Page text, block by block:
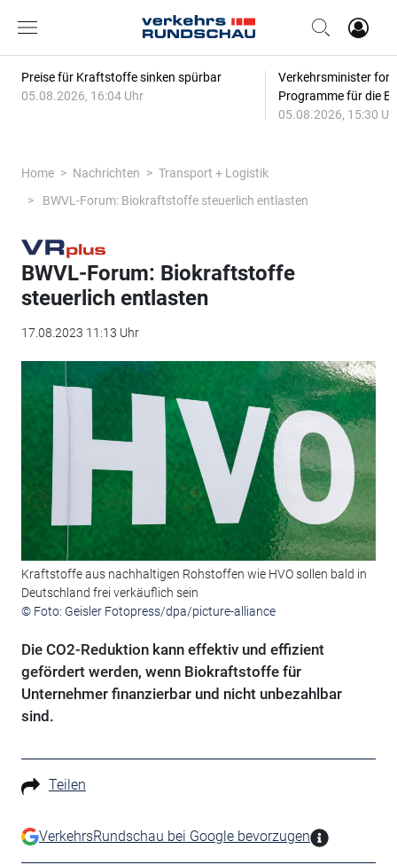
Preise für Kraftstoffe sinken spürbar
05.08.2026, 16:04 Uhr
Verkehrsminister
Programme für die
05.08.2026, 15:30
Home Nachrichten
Transport + Logistik
BWVL-Forum: Biokraftstoffe steuerlich entlasten
BWVL-Forum: Biokraftstoffe
steuerlich entlasten
17.08.2023 11:13 Uhr
Kraftstoffe aus nachhaltigen Rohstoffen wie HVO sollen bald in
Deutschland frei verkäuflich sein
© Foto: Geisler Fotopress/dpa/picture-alliance
Die CO2-Reduktion kann effektiv und effizient
gefördert werden, wenn Biokraftstoffe für
Unternehmer finanzierbar und nicht unbezahlbar
sind.
Teilen
VerkehrsRundschau bei Google bevorzugen